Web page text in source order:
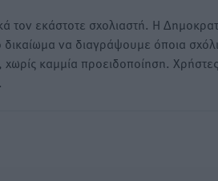
τον εκάστοτε σχολιαστή. Η
δικαίωμα να διαγράψουμε όποια
χωρίς καμμία προειδοποίηση.